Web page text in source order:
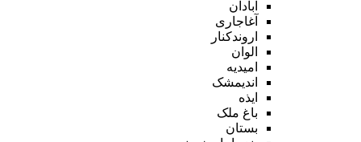
آبادان
آغاجاری
اروندکنار
الوان
امیدیه
اندیمشک
ایذه
باغ ملک
بستان